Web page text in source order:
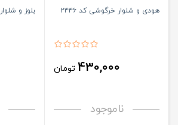
هودی و شلوار خرگوشی کد ۲۴۴۶
430,000 تومان
ناموجود
بلوز و شلوار hi micky کد ۲۴۴۰